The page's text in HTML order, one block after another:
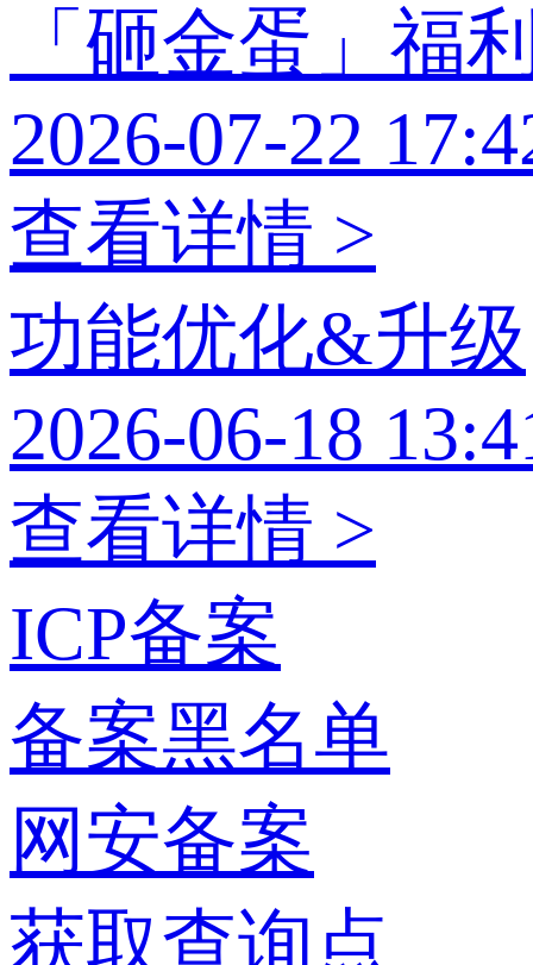
「砸金蛋」福
2026-07-22
查看详情 >
功能优化&升级
2026-06-18
查看详情 >
ICP备案
备案黑名单
网安备案
获取查询点